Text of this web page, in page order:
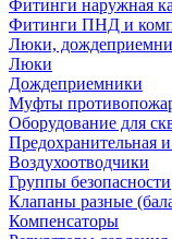
Фитинги наружная
Фитинги ПНД и
Люки,
Люки
Дождеприемники
Муфты
Оборудование для
Предохранительная
Воздухоотводчики
Группы безопасности
Клапаны разные
Компенсаторы